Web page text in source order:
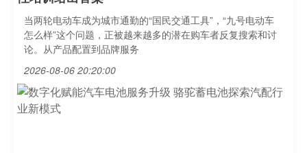
当两轮电动车成为城市通勤的“国民交通工具”，“九号电动车
怎么样”这个问题，正被越来越多的潜在购车者反复搜索和讨
论。从产品配置到品牌服务
2026-08-06 20:20:00